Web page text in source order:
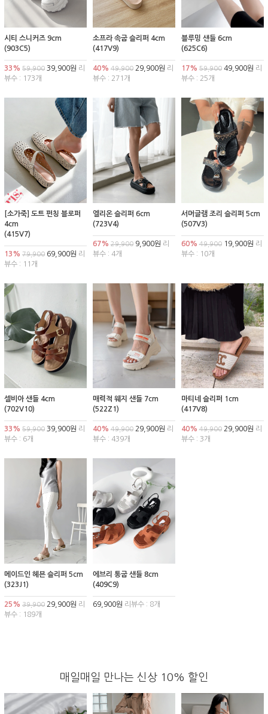
시티 스니커즈 9cm
(903C5)
33% 59,900 39,900원 리
뷰수 : 173개
소프라 속굽 슬리퍼 4cm
(417V9)
40% 49,90029,900원 리
뷰수 : 271개
블루밍 샌들 6cm
(625C6)
17% 59,90049,900원 리
뷰수 : 25개
[소가죽] 도트 펀칭 블로퍼
4cm
(415V7)
13% 79,900 69,900원 리
뷰수 : 11개
엘리온 슬리퍼 6cm
(723V4)
67% 29,9009,900원 리
뷰수 : 4개
서머글램 조리 슬리퍼 5cm
(507V3)
60% 49,90019,900원 리
뷰수 : 10개
셀비아 샌들 4cm
(702V10)
33% 59,900 39,900원 리
뷰수 : 6개
매력적 웨지 샌들 7cm
(522Z1)
40% 49,90029,900원 리
뷰수 : 439개
마티네 슬리퍼 1cm
(417V8)
40% 49,90029,900원 리
뷰수 : 3개
메이드인 헤븐 슬리퍼 5cm
(323J1)
25% 39,900 29,900원 리
뷰수 : 189개
에브리 통굽 샌들 8cm
(409C9)
69,900원 리뷰수 : 8개
매일매일 만나는 신상 10% 할인